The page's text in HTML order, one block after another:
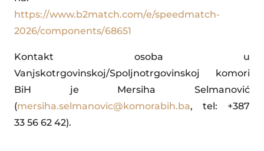
https://www.b2match.com/e/speedmatch-
2026/components/68651
Kontakt osoba u
Vanjskotrgovinskoj/Spoljnotrgovinskoj komori
BiH je Mersiha Selmanović
(mersiha.selmanovic@komorabih.ba, tel: +387
33 56 62 42).